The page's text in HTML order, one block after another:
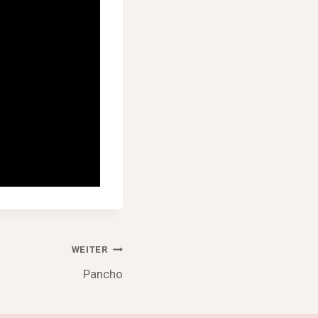
WEITER
Pancho